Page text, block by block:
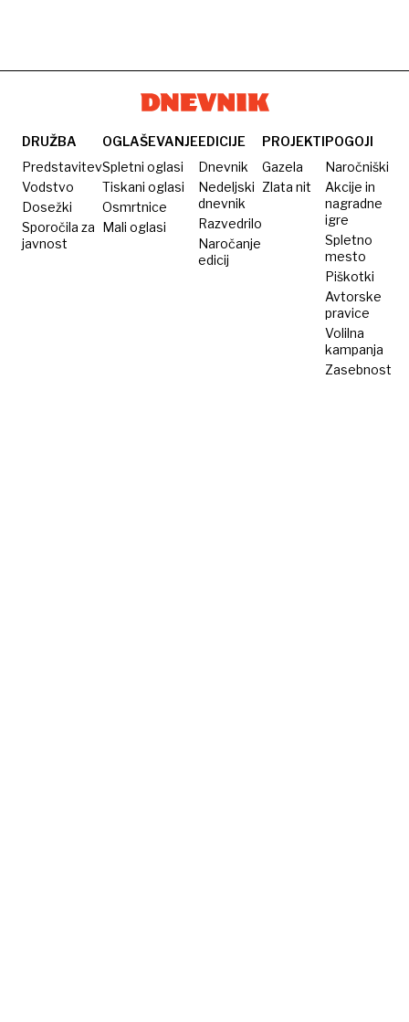
DRUŽBA
Predstavitev
Vodstvo
Dosežki
Sporočila za
javnost
OGLAŠEVANJE
Spletni oglasi
Tiskani oglasi
Osmrtnice
Mali oglasi
EDICIJE
Dnevnik
Nedeljski
dnevnik
Razvedrilo
Naročanje
edicij
PROJEKTI
Gazela
Zlata nit
POGOJI
Naročniški
Akcije in
nagradne
igre
Spletno
mesto
Piškotki
Avtorske
pravice
Volilna
kampanja
Zasebnost